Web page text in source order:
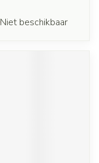
Niet beschikbaar